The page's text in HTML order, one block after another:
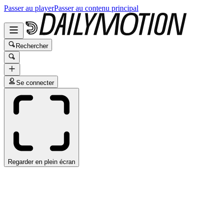
Passer au playerPasser au contenu principal
Rechercher
Se connecter
Regarder en plein écran